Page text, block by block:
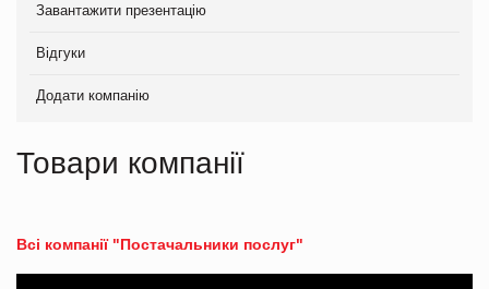
Завантажити презентацію
Відгуки
Додати компанію
Товари компанії
Всі компанії "Постачальники послуг"